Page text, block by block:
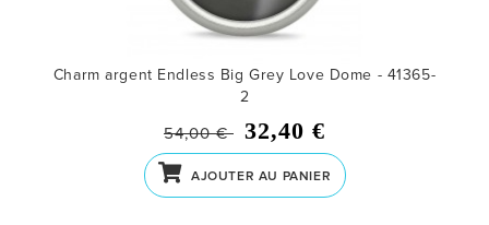
Charm argent Endless Big Grey Love Dome - 41365-
2
54,00 € 32,40 €
AJOUTER AU PANIER